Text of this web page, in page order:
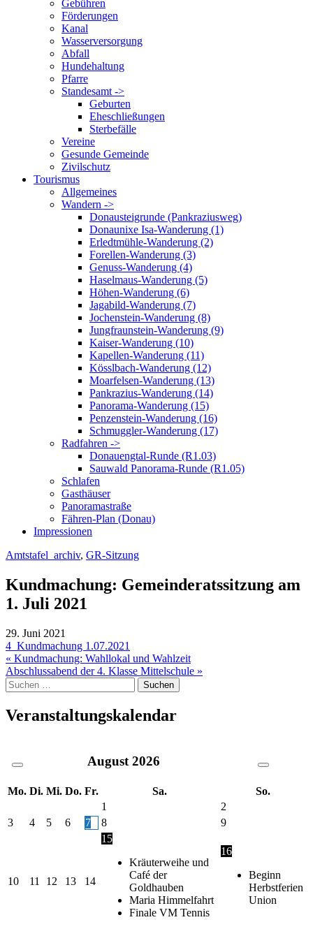
Gebühren
Förderungen
Kanal
Wasserversorgung
Abfall
Hundehaltung
Pfarre
Standesamt ->
Geburten
Eheschließungen
Sterbefälle
Vereine
Gesunde Gemeinde
Zivilschutz
Tourismus
Allgemeines
Wandern ->
Donausteigrunde (Pankraziusweg)
Donaunixe Isa-Wanderung (1)
Erledtmühle-Wanderung (2)
Forellen-Wanderung (3)
Genuss-Wanderung (4)
Haselmaus-Wanderung (5)
Höhen-Wanderung (6)
Jagabild-Wanderung (7)
Jochenstein-Wanderung (8)
Jungfraunstein-Wanderung (9)
Kaiser-Wanderung (10)
Kapellen-Wanderung (11)
Kösslbach-Wanderung (12)
Moarfelsen-Wanderung (13)
Pankrazius-Wanderung (14)
Panorama-Wanderung (15)
Penzenstein-Wanderung (16)
Schmuggler-Wanderung (17)
Radfahren ->
Donauengtal-Runde (R1.03)
Sauwald Panorama-Runde (R1.05)
Schlafen
Gasthäuser
Panoramastraße
Fähren-Plan (Donau)
Impressionen
Amtstafel_archiv, GR-Sitzung
Kundmachung: Gemeinderatssitzung am
1. Juli 2021
29. Juni 2021
4_Kundmachung 1.07.2021
Beitragsnavigation
« Kundmachung: Wahllokal und Wahlzeit
Abschlussabend der 4. Klasse Mittelschule »
Suche
nach:
Veranstaltungskalendar
August 2026
Mo. Di. Mi. Do. Fr. Sa.
So.
1
2
3
4 5 6 7 8 9
10 11 12 13 14
15
Kräuterweihe und
Café der
Goldhauben
Maria Himmelfahrt
Finale VM Tennis
16
Beginn
Herbstferien
Union